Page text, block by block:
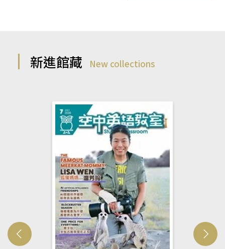
新進館藏 New collections